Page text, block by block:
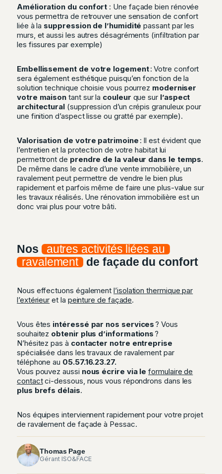
Thomas Page
Gérant ISO&FACE
Amélioration du confort : Une façade bien rénovée
vous permettra de retrouver une sensation de confort
liée à la suppression de l’humidité passant par les
murs, et aussi les autres désagréments (infiltration par
les fissures par exemple)
Embellissement de votre logement: Votre confort
sera également esthétique puisqu’en fonction de la
solution technique choisie vous pourrez moderniser
votre maison tant sur la couleur que sur l’aspect
architectural (suppression d’un crépis granuleux pour
une finition d’aspect lisse ou gratté par exemple).
Valorisation de votre patrimoine : Il est évident que
l’entretien et la protection de votre habitat lui
permettront de prendre de la valeur dans le temps.
De même dans le cadre d’une vente immobilière, un
ravalement peut permettre de vendre le bien plus
rapidement et parfois même de faire une plus-value sur
les travaux réalisés. Une rénovation immobilière est un
donc vrai plus pour votre bâti.
Nos
autres activités liées au
ravalement
de façade du confort
Nous effectuons égalementl’isolation thermique par
l’extérieur et la peinture de façade.
Vous êtes intéressé par nos services ? Vous
souhaitez obtenir plus d’informations ?
N’hésitez pas à contacter notre entreprise
spécialisée dans les travaux de ravalement par
téléphone au 05.57.16.23.27.
Vous pouvez aussi nous écrire via leformulaire de
contactci-dessous, nous vous répondrons dans les
plus brefs délais.
Nos équipes interviennent rapidement pour votre projet
de ravalement de façade à Pessac.